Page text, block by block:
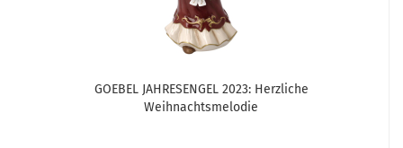
GOEBEL JAHRESENGEL 2023: Herzliche
Weihnachtsmelodie